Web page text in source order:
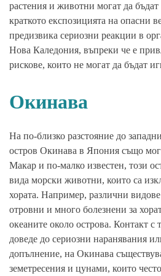
растения и животни могат да
краткото експозицията на опасни
предизвика сериозни реакции в
Нова Каледония, въпреки че е
рискове, които не могат да бъдат
Окинава
На по-близко разстояние до
остров Окинава в Япония също
Макар и по-малко известен, този
вида морски животни, които са
хората. Например, различни
отровни и много болезнени за
океаните около острова. Контакт с
доведе до сериозни наранявания
допълнение, на Окинава
земетресения и цунами, които